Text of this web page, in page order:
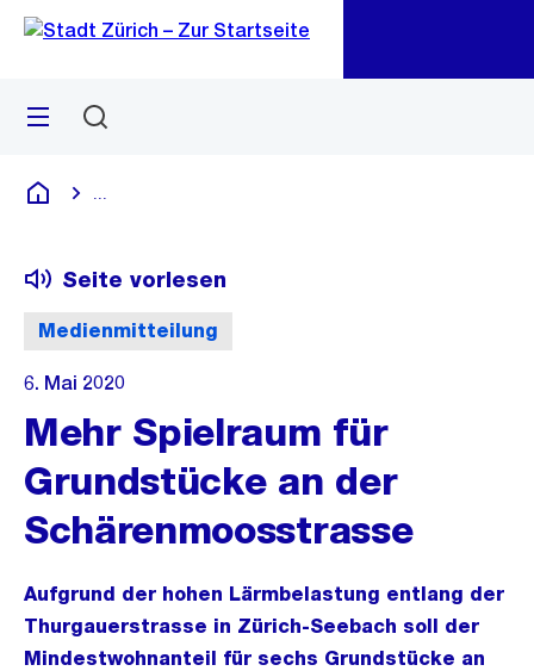
Navigation
Sprunglink
Menü
Deutsch
Medienmitteilung
Seite vorlesen
6. Mai 2020
Mehr Spielraum für
Grundstücke an der
Schärenmoosstrasse
Aufgrund der hohen Lärmbelastung entlang der
Thurgauerstrasse in Zürich-Seebach soll der
Mindestwohnanteil für sechs Grundstücke an